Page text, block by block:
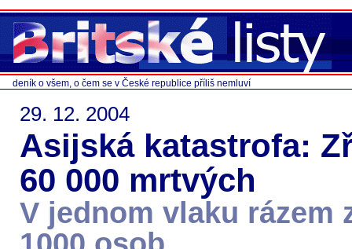
deník o všem, o čem se v České republice příliš nemluví
29. 12. 2004
Asijská katastrofa:
60 000 mrtvých
V jednom vlaku rázem